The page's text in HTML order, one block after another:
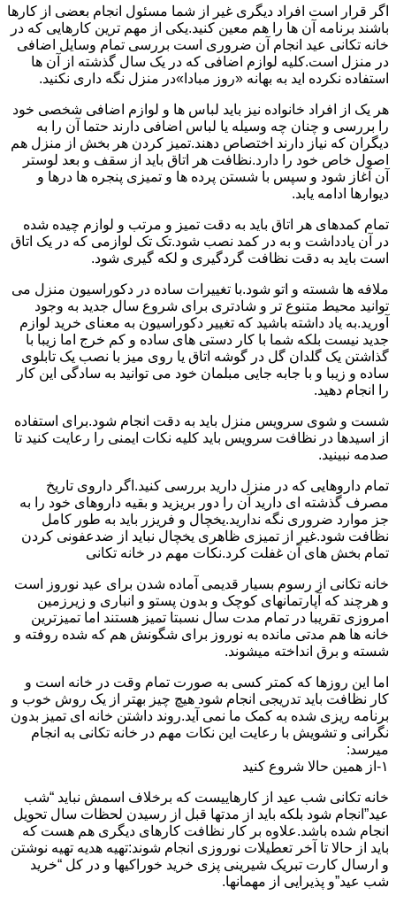
اگر قرار است افراد دیگری غیر از شما مسئول انجام بعضی از کارها
باشند برنامه آن ها را هم معین کنید.یکی از مهم ترین کارهایی که در
خانه تکانی عید انجام آن ضروری است بررسی تمام وسایل اضافی
در منزل است.کلیه لوازم اضافی که در یک سال گذشته از آن ها
استفاده نکرده اید به بهانه «روز مبادا»در منزل نگه داری نکنید.
هر یک از افراد خانواده نیز باید لباس ها و لوازم اضافی شخصی خود
را بررسی و چنان چه وسیله یا لباس اضافی دارند حتما آن را به
دیگران که نیاز دارند اختصاص دهند.تمیز کردن هر بخش از منزل هم
اصول خاص خود را دارد.نظافت هر اتاق باید از سقف و بعد لوستر
آن آغاز شود و سپس با شستن پرده ها و تمیزی پنجره ها درها و
دیوارها ادامه یابد.
تمام کمدهای هر اتاق باید به دقت تمیز و مرتب و لوازم چیده شده
در آن یادداشت و به در کمد نصب شود.تک تک لوازمی که در یک اتاق
است باید به دقت نظافت گردگیری و لکه گیری شود.
ملافه ها شسته و اتو شود.با تغییرات ساده در دکوراسیون منزل می
توانید محیط متنوع تر و شادتری برای شروع سال جدید به وجود
آورید.به یاد داشته باشید که تغییر دکوراسیون به معنای خرید لوازم
جدید نیست بلکه شما با کار دستی های ساده و کم خرج اما زیبا با
گذاشتن یک گلدان گل در گوشه اتاق یا روی میز با نصب یک تابلوی
ساده و زیبا و با جابه جایی مبلمان خود می توانید به سادگی این کار
را انجام دهید.
شست و شوی سرویس منزل باید به دقت انجام شود.برای استفاده
از اسیدها در نظافت سرویس باید کلیه نکات ایمنی را رعایت کنید تا
صدمه نبینید.
تمام داروهایی که در منزل دارید بررسی کنید.اگر داروی تاریخ
مصرف گذشته ای دارید آن را دور بریزید و بقیه داروهای خود را به
جز موارد ضروری نگه ندارید.یخچال و فریزر باید به طور کامل
نظافت شود.غیر از تمیزی ظاهری یخچال نباید از ضدعفونی کردن
تمام بخش های آن غفلت کرد.نکات مهم در خانه تکانی
خانه تکانی از رسوم بسیار قدیمی آماده شدن برای عید نوروز است
و هرچند که آپارتمانهای کوچک و بدون پستو و انباری و زیرزمین
امروزی تقریبا در تمام مدت سال نسبتا تمیز هستند اما تمیزترین
خانه ها هم مدتی مانده به نوروز برای شگونش هم که شده روفته و
شسته و برق انداخته میشوند.
اما این روزها که کمتر کسی به صورت تمام وقت در خانه است و
کار نظافت باید تدریجی انجام شود هیچ چیز بهتر از یک روش خوب و
برنامه ریزی شده به کمک ما نمی آید.روند داشتن خانه ای تمیز بدون
نگرانی و تشویش با رعایت این نکات مهم در خانه تکانی به انجام
میرسد:
۱-از همین حالا شروع کنید
خانه تکانی شب عید از کارهاییست که برخلاف اسمش نباید “شب
عید”انجام شود بلکه باید از مدتها قبل از رسیدن لحظات سال تحویل
انجام شده باشد.علاوه بر کار نظافت کارهای دیگری هم هست که
باید از حالا تا آخر تعطیلات نوروزی انجام شوند:تهیه هدیه تهیه نوشتن
و ارسال کارت تبریک شیرینی پزی خرید خوراکیها و در کل “خرید
شب عید”و پذیرایی از مهمانها.